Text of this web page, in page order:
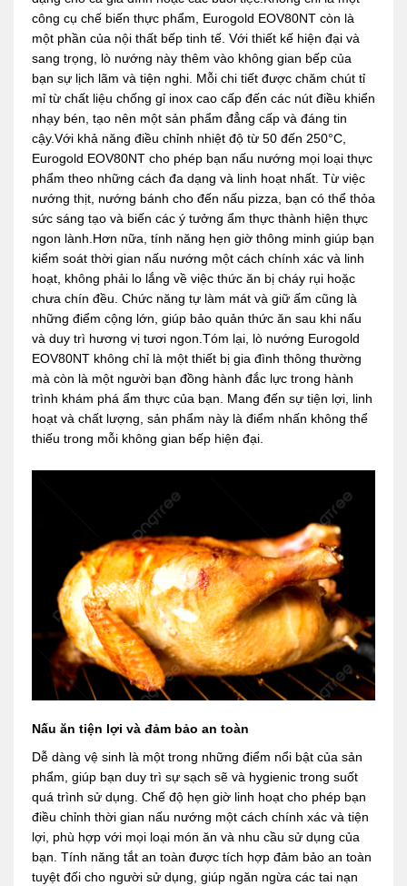
công cụ chế biến thực phẩm, Eurogold EOV80NT còn là
một phần của nội thất bếp tinh tế. Với thiết kế hiện đại và
sang trọng, lò nướng này thêm vào không gian bếp của
bạn sự lịch lãm và tiện nghi. Mỗi chi tiết được chăm chút tỉ
mỉ từ chất liệu chống gỉ inox cao cấp đến các nút điều khiển
nhạy bén, tạo nên một sản phẩm đẳng cấp và đáng tin
cậy.Với khả năng điều chỉnh nhiệt độ từ 50 đến 250°C,
Eurogold EOV80NT cho phép bạn nấu nướng mọi loại thực
phẩm theo những cách đa dạng và linh hoạt nhất. Từ việc
nướng thịt, nướng bánh cho đến nấu pizza, bạn có thể thỏa
sức sáng tạo và biến các ý tưởng ẩm thực thành hiện thực
ngon lành.Hơn nữa, tính năng hẹn giờ thông minh giúp bạn
kiểm soát thời gian nấu nướng một cách chính xác và linh
hoạt, không phải lo lắng về việc thức ăn bị cháy rụi hoặc
chưa chín đều. Chức năng tự làm mát và giữ ấm cũng là
những điểm cộng lớn, giúp bảo quản thức ăn sau khi nấu
và duy trì hương vị tươi ngon.Tóm lại, lò nướng Eurogold
EOV80NT không chỉ là một thiết bị gia đình thông thường
mà còn là một người bạn đồng hành đắc lực trong hành
trình khám phá ẩm thực của bạn. Mang đến sự tiện lợi, linh
hoạt và chất lượng, sản phẩm này là điểm nhấn không thể
thiếu trong mỗi không gian bếp hiện đại.
Nấu ăn tiện lợi và đảm bảo an toàn
Dễ dàng vệ sinh là một trong những điểm nổi bật của sản
phẩm, giúp bạn duy trì sự sạch sẽ và hygienic trong suốt
quá trình sử dụng. Chế độ hẹn giờ linh hoạt cho phép bạn
điều chỉnh thời gian nấu nướng một cách chính xác và tiện
lợi, phù hợp với mọi loại món ăn và nhu cầu sử dụng của
bạn. Tính năng tắt an toàn được tích hợp đảm bảo an toàn
tuyệt đối cho người sử dụng, giúp ngăn ngừa các tai nạn